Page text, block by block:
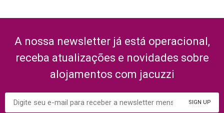
A nossa newsletter já está operacional,
receba atualizações e novidades sobre
alojamentos com jacuzzi